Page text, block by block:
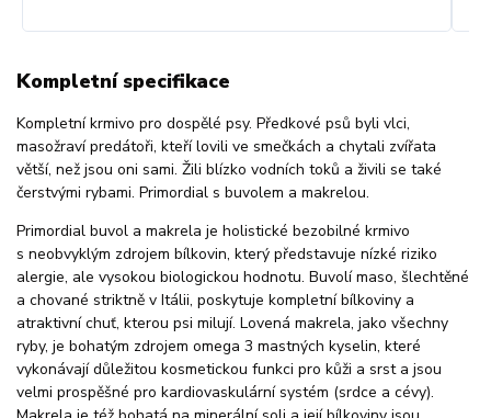
Kompletní specifikace
Kompletní krmivo pro dospělé psy. Předkové psů byli vlci,
masožraví predátoři, kteří lovili ve smečkách a chytali zvířata
větší, než jsou oni sami. Žili blízko vodních toků a živili se také
čerstvými rybami. Primordial s buvolem a makrelou.
Primordial buvol a makrela je holistické bezobilné krmivo
s neobvyklým zdrojem bílkovin, který představuje nízké riziko
alergie, ale vysokou biologickou hodnotu. Buvolí maso, šlechtěné
a chované striktně v Itálii, poskytuje kompletní bílkoviny a
atraktivní chuť, kterou psi milují. Lovená makrela, jako všechny
ryby, je bohatým zdrojem omega 3 mastných kyselin, které
vykonávají důležitou kosmetickou funkci pro kůži a srst a jsou
velmi prospěšné pro kardiovaskulární systém (srdce a cévy).